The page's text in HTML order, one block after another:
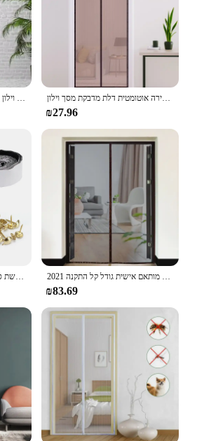
חיזק מגנטי כילה כלי-משלוח קיץ אנטי באג דלת וילונות רשת סגירה אוטומטית דלת מדבקת מסך וילון
₪27.96
₪83.69